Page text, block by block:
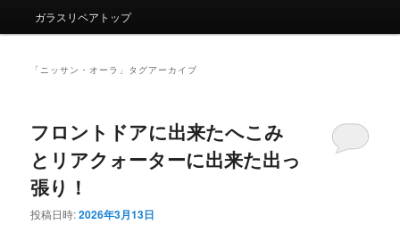
ガラスリペアトップ
「 ニッサン・オーラ 」タグアーカイブ
フロントドアに出来たへこみ
とリアクォーターに出来た出っ
張り！
投稿日時:2026年3月13日